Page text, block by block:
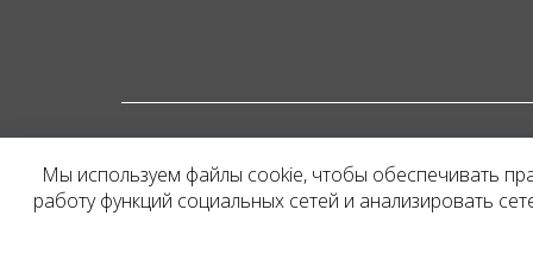
Представленная на
и не является
Мы используем файлы cookie, чтобы обеспечивать
работу функций социальных сетей и анализировать